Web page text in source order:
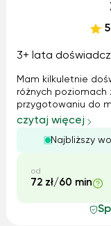
3+ lata
Mam kilkuletnie
różnych poziomach
przygotowaniu do
chętnie pomagam
metody nauczania
korzystam zarówno
czytaj więcej
Najbliższy
od
72 zł/60 min